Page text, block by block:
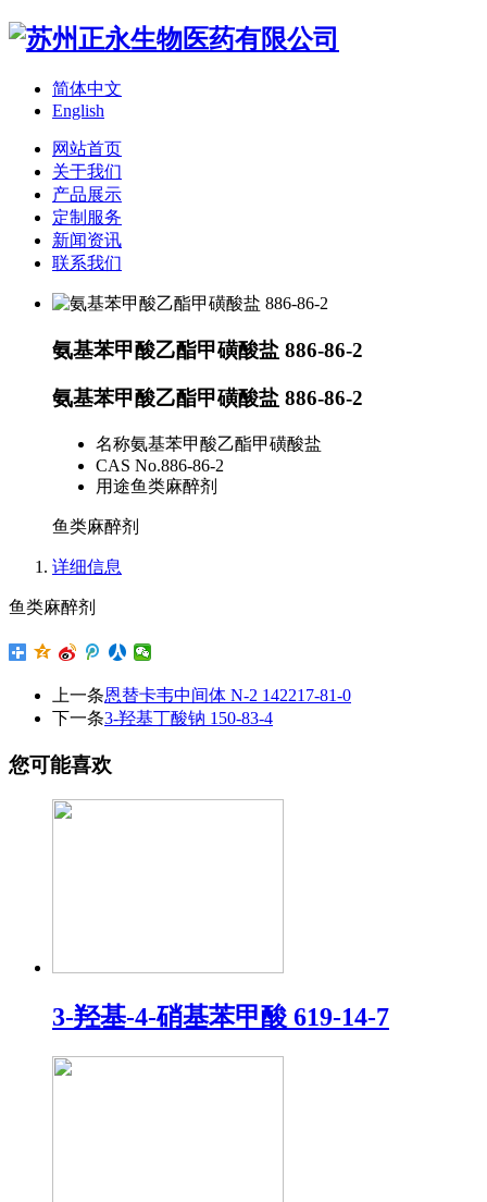
简体中文
English
网站首页
关于我们
产品展示
定制服务
新闻资讯
联系我们
氨基苯甲酸乙酯甲磺酸盐 886-86-2
氨基苯甲酸乙酯甲磺酸盐 886-86-2
名称氨基苯甲酸乙酯甲磺酸盐
CAS No.886-86-2
用途鱼类麻醉剂
鱼类麻醉剂
详细信息
鱼类麻醉剂
上一条恩替卡韦中间体 N-2 142217-81-0
下一条3-羟基丁酸钠 150-83-4
您可能喜欢
3-羟基-4-硝基苯甲酸 619-14-7